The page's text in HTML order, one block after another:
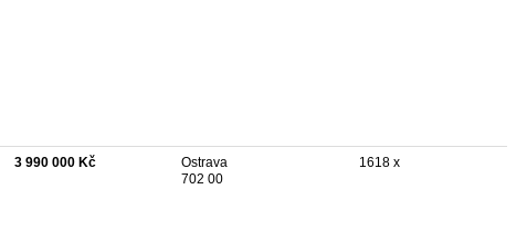
3 990 000 Kč
Ostrava
702 00
1618 x